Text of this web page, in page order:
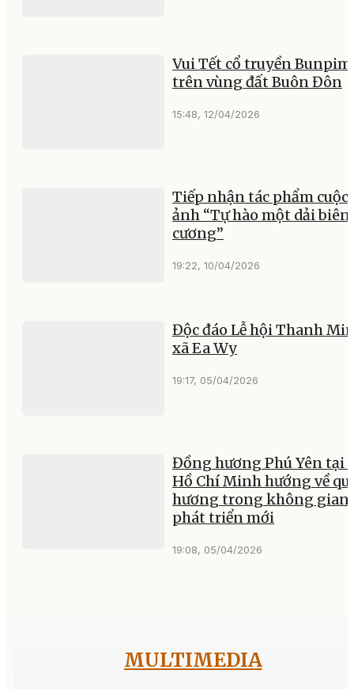
Vui Tết cổ truyền
trên vùng đất Buôn Đôn
15:48, 12/04/2026
Tiếp nhận tác phẩm
ảnh “Tự hào một dải biên
cương”
19:22, 10/04/2026
Độc đáo Lễ hội Thanh
xã Ea Wy
19:17, 05/04/2026
Đồng hương Phú Yên tại
Hồ Chí Minh hướng về
hương trong không gian
phát triển mới
19:08, 05/04/2026
MULTIMEDIA